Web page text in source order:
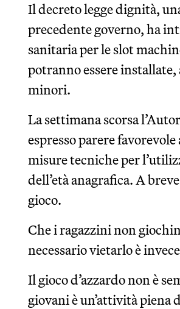
Il decreto legge dignità,
precedente governo, ha
sanitaria per le slot
potranno essere installate,
minori.
La settimana scorsa
espresso parere
misure tecniche per
dell’età anagrafica. A
gioco.
Che i ragazzini non
necessario vietarlo è
Il gioco d’azzardo non è
giovani è un’attività piena